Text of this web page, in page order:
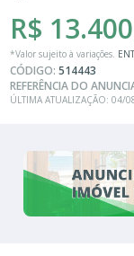
R$
*Valor sujeito à variações.
CÓDIGO:514443
REFERÊNCIA DO
ÚLTIMA ATUALIZAÇÃO: 04/